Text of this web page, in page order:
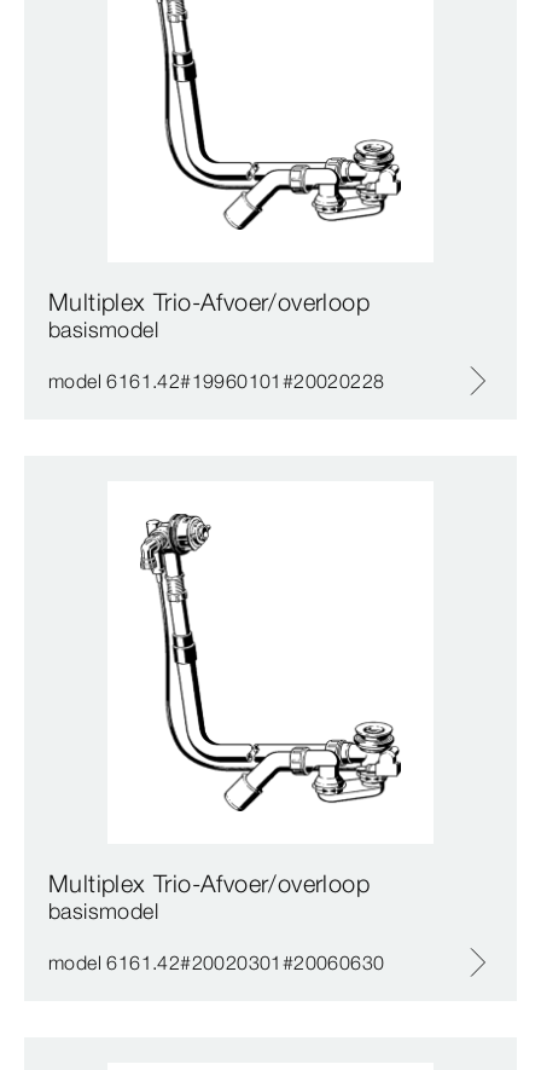
Multiplex Trio-Afvoer/overloop
basismodel
model 6161.42#19960101#20020228
Multiplex Trio-Afvoer/overloop
basismodel
model 6161.42#20020301#20060630